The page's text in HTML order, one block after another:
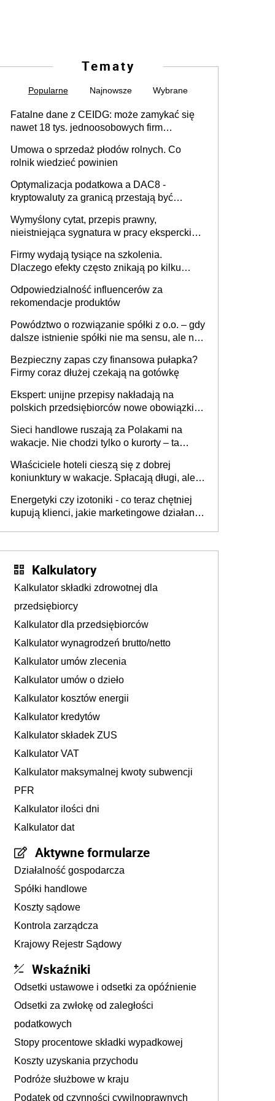
Tematy
Popularne Najnowsze Wybrane
Fatalne dane z CEIDG: może zamykać się
nawet 18 tys. jednoosobowych firm
Umowa o sprzedaż płodów rolnych. Co
rolnik wiedzieć powinien
Optymalizacja podatkowa a DAC8 -
kryptowaluty za granicą przestają być
Wymyślony cytat, przepis prawny,
nieistniejąca sygnatura w pracy eksperckiej -
firmie
Firmy wydają tysiące na szkolenia.
Dlaczego efekty często znikają po kilku
Odpowiedzialność influencerów za
rekomendacje produktów
Powództwo o rozwiązanie spółki z o.o. – gdy
dalsze istnienie spółki nie ma sensu, ale nie
Bezpieczny zapas czy finansowa pułapka?
Firmy coraz dłużej czekają na gotówkę
Ekspert: unijne przepisy nakładają na
polskich przedsiębiorców nowe obowiązki w
Sieci handlowe ruszają za Polakami na
wakacje. Nie chodzi tylko o kurorty – ta
tam, gdzie wielu spędzi urlop po cichu
Właściciele hoteli cieszą się z dobrej
koniunktury w wakacje. Spłacają długi, ale
Energetyki czy izotoniki - co teraz chętniej
kupują klienci, jakie marketingowe działania
Kalkulatory
Kalkulator składki zdrowotnej dla
przedsiębiorcy
Kalkulator dla przedsiębiorców
Kalkulator wynagrodzeń brutto/netto
Kalkulator umów zlecenia
Kalkulator umów o dzieło
Kalkulator kosztów energii
Kalkulator kredytów
Kalkulator składek ZUS
Kalkulator VAT
Kalkulator maksymalnej kwoty subwencji
PFR
Kalkulator ilości dni
Kalkulator dat
Aktywne formularze
Działalność gospodarcza
Spółki handlowe
Koszty sądowe
Kontrola zarządcza
Krajowy Rejestr Sądowy
Wskaźniki
Odsetki ustawowe i odsetki za opóźnienie
Odsetki za zwłokę od zaległości
podatkowych
Stopy procentowe składki wypadkowej
Koszty uzyskania przychodu
Podróże służbowe w kraju
Podatek od czynności cywilnoprawnych